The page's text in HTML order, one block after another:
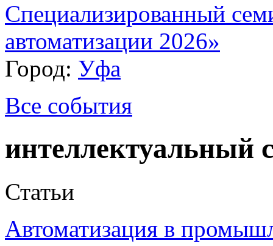
Специализированный
автоматизации 2026»
Город: Уфа
Все события
интеллектуальный
Статьи
Автоматизация в